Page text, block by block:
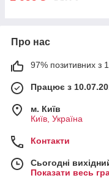
Про нас
97% позитивних з
Працює з
м. Київ
Київ, Україна
Контакти
Сьогодні
Показати весь